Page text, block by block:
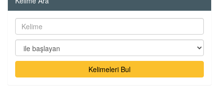
Kelimeleri Bul